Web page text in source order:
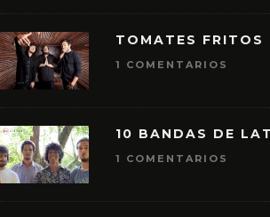
TOMATES FRITOS
1 COMENTARIOS
10 BANDAS DE
1 COMENTARIOS